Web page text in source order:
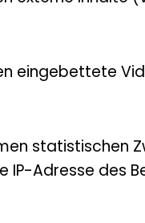
ein Leica
108Auto
eingebettete
statistischen
IP-Adresse des